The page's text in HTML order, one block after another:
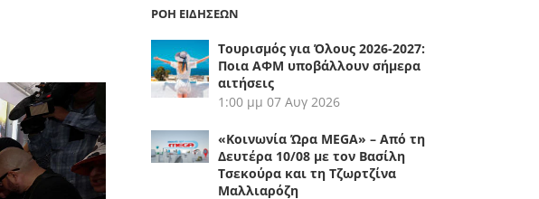
ΡΟΗ ΕΙΔΗΣΕΩΝ
Τουρισμός για Όλους 2026-2027:
Ποια ΑΦΜ υποβάλλουν σήμερα
αιτήσεις
1:00 μμ 07 Αυγ 2026
«Κοινωνία Ώρα MEGA» – Από τη
Δευτέρα 10/08 με τον Βασίλη
Τσεκούρα και τη Τζωρτζίνα
Μαλλιαρόζη